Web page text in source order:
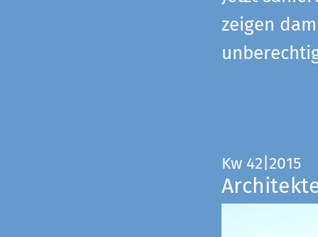
zeigen
Kw 42|2015